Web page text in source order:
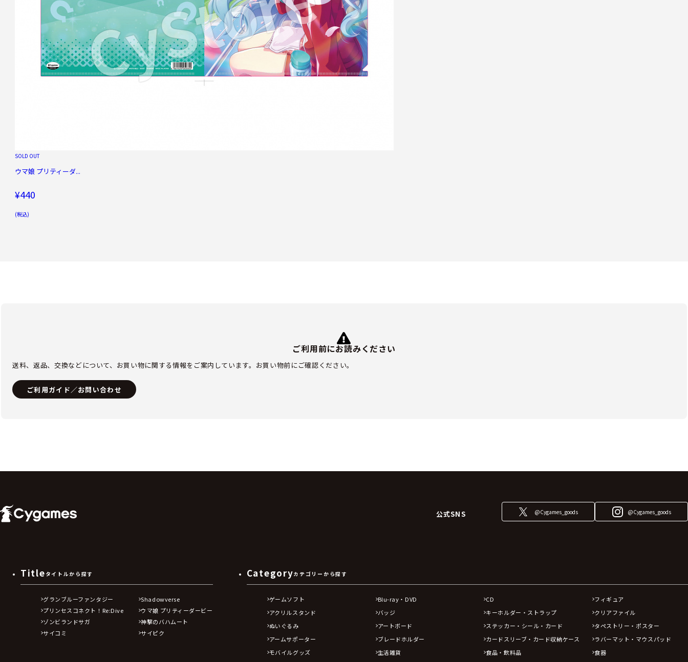
SOLD OUT
ウマ娘 プリティーダ...
¥440
(税込)
ご利用前にお読みください
送料、返品、交換などについて、お買い物に関する情報をご案内しています。お買い物前にご確認ください。
ご利用ガイド／お問い合わせ
公式SNS @Cygames_goods @Cygames_goods
Title タイトルから探す
グランブルーファンタジー
Shadowverse
プリンセスコネクト！Re:Dive
ウマ娘 プリティーダービー
ゾンビランドサガ
神撃のバハムート
サイコミ
サイピク
Categoryカテゴリーから探す
ゲームソフト Blu-ray・DVD CD
フィギュア
アクリルスタンド
バッジ キーホルダー・ストラップ
クリアファイル
ぬいぐるみ
アートボード ステッカー・シール・カード
タペストリー・ポスター
アームサポーター
ブレードホルダー カードスリーブ・カード収納ケース
ラバーマット・マウスパッド
モバイルグッズ
生活雑貨 食品・飲料品
食器